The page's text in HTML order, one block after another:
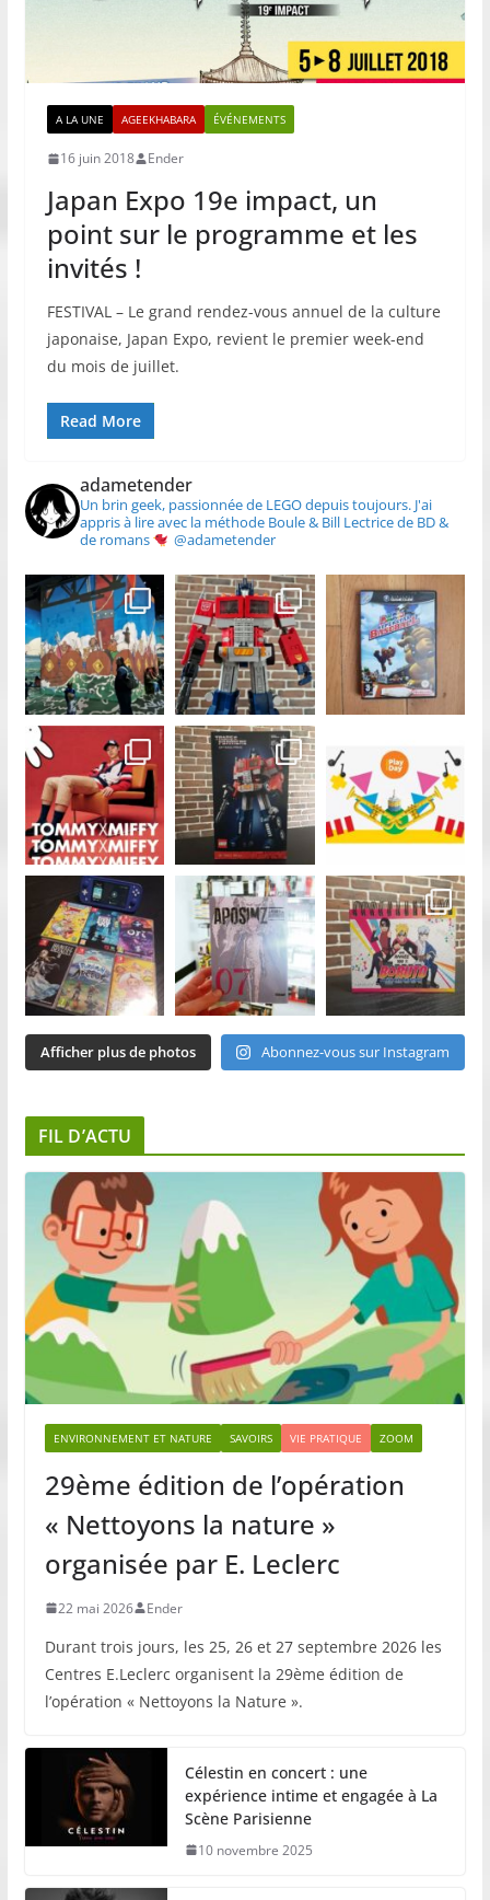
A LA UNE AGEEKHABARA ÉVÉNEMENTS
16 juin 2018 Ender
Japan Expo 19e impact, un
point sur le programme et les
invités !
FESTIVAL – Le grand rendez-vous annuel de la culture
japonaise, Japan Expo, revient le premier week-end
du mois de juillet.
Read More
adametender
Un brin geek, passionnée de LEGO depuis toujours.J'ai
appris à lire avec la méthode Boule & Bill Lectrice de BD &
de romans
@adametender
Afficher plus de photos Abonnez-vous sur Instagram
FIL D’ACTU
ENVIRONNEMENT ET NATURE SAVOIRS VIE PRATIQUE ZOOM
29ème édition de l’opération
« Nettoyons la nature »
organisée par E. Leclerc
22 mai 2026 Ender
Durant trois jours, les 25, 26 et 27 septembre 2026 les
Centres E.Leclerc organisent la 29ème édition de
l’opération « Nettoyons la Nature ».
Célestin en concert : une
expérience intime et engagée à La
Scène Parisienne
10 novembre 2025